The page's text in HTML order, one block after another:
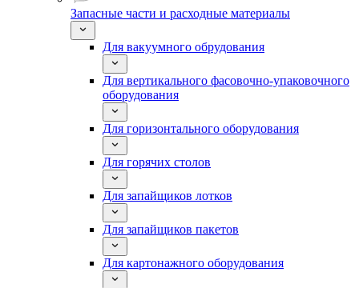
Запасные части и расходные материалы
Для вакуумного обрудования
Для вертикального фасовочно-упаковочного
оборудования
Для горизонтального оборудования
Для горячих столов
Для запайщиков лотков
Для запайщиков пакетов
Для картонажного оборудования